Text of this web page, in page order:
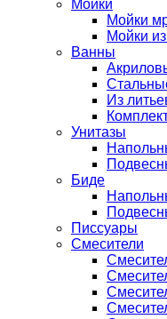
Мойки
Мойки
Мойки
Ванны
Из
Унитазы
Биде
Писсуары
Смесители